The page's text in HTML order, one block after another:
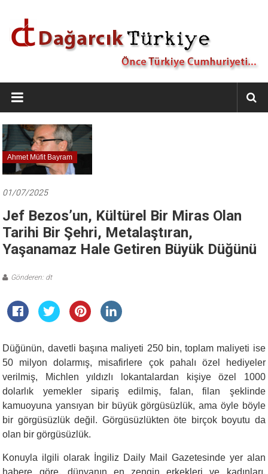
Dağarcık
Türkiye
Önce
Türkiye
Cumhuriyeti…
Ahmet Müfit Bayram
01/07/2025
Jef Bezos’un, Kültürel Bir Miras Olan
Tarihi Bir Şehri, Metalaştıran,
Yaşanamaz Hale Getiren Büyük Düğünü
Gönderen: dt
Düğünün, davetli başına maliyeti 250 bin, toplam maliyeti ise
50 milyon dolarmış, misafirlere çok pahalı özel hediyeler
verilmiş, Michlen yıldızlı lokantalardan kişiye özel 1000
dolarlık yemekler sipariş edilmiş, falan, filan şeklinde
kamuoyuna yansıyan bir büyük görgüsüzlük, ama öyle böyle
bir görgüsüzlük değil. Görgüsüzlükten öte birçok boyutu da
olan bir görgüsüzlük.
Konuyla ilgili olarak İngiliz Daily Mail Gazetesinde yer alan
habere göre, dünyanın en zengin erkekleri ve kadınları,